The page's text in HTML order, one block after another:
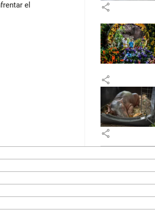
el
share
share
share